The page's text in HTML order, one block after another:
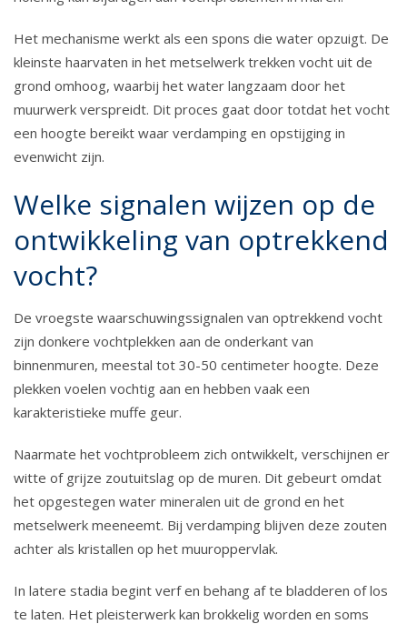
Het mechanisme werkt als een spons die water opzuigt. De
kleinste haarvaten in het metselwerk trekken vocht uit de
grond omhoog, waarbij het water langzaam door het
muurwerk verspreidt. Dit proces gaat door totdat het vocht
een hoogte bereikt waar verdamping en opstijging in
evenwicht zijn.
Welke signalen wijzen op de
ontwikkeling van optrekkend
vocht?
De vroegste waarschuwingssignalen van optrekkend vocht
zijn donkere vochtplekken aan de onderkant van
binnenmuren, meestal tot 30-50 centimeter hoogte. Deze
plekken voelen vochtig aan en hebben vaak een
karakteristieke muffe geur.
Naarmate het vochtprobleem zich ontwikkelt, verschijnen er
witte of grijze zoutuitslag op de muren. Dit gebeurt omdat
het opgestegen water mineralen uit de grond en het
metselwerk meeneemt. Bij verdamping blijven deze zouten
achter als kristallen op het muuroppervlak.
In latere stadia begint verf en behang af te bladderen of los
te laten. Het pleisterwerk kan brokkelig worden en soms